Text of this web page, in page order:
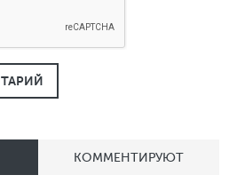
КОММЕНТИРУЮТ